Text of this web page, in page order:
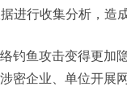
进行收集分析，造
钓鱼攻击变得更加
密企业、单位开展